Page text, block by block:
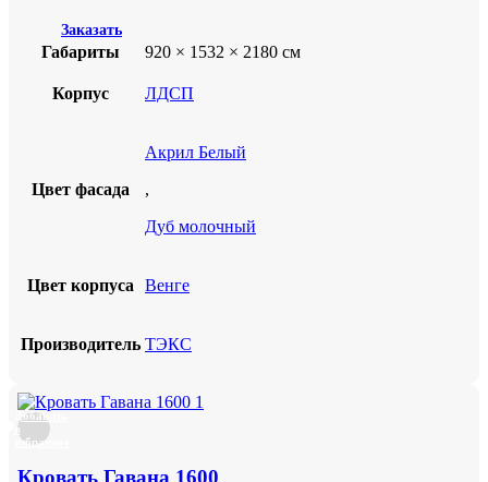
Заказать
Габариты 920 × 1532 × 2180 см
Корпус ЛДСП
Цвет фасада
Акрил Белый
,
Дуб молочный
Цвет корпуса Венге
Производитель ТЭКС
Добавить
в
избранное
Кровать Гавана 1600